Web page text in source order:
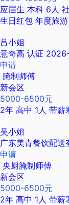
应届生 本科 6人
生日红包 年度旅游
吕小姐
意奇高 认证
申请
腌制师傅
新会区
5000-6500元
2年 高中 1人 带薪
吴小姐
广东美青餐饮配送
申请
央厨腌制师傅
新会区
5000-6500元
2年 高中 1人 带薪